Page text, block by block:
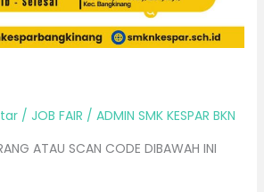
/ JOB FAIR / ADMIN SMK KESPAR BKN
ATAU SCAN CODE DIBAWAH INI